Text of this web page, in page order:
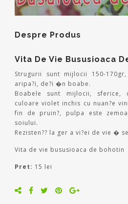
Despre Produs
Vita De Vie Bususioaca
Strugurii sunt mijlocii 150-170gr, cilindro-conici, uneori
aripa?i, de?i �n boabe.
Boabele sunt mijlocii, sferice,
culoare violet inchis cu nuan?e
fin de pruin?, pulpa este
soiului.
Rezisten?? la ger a vi?ei de vie �
Vita de vie bususioaca de bohotin
Pret: 15 lei